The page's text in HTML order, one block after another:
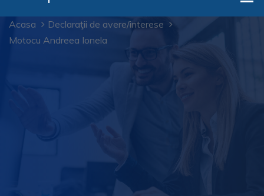
Acasa
Declaraţii de avere/interese
Motocu Andreea Ionela